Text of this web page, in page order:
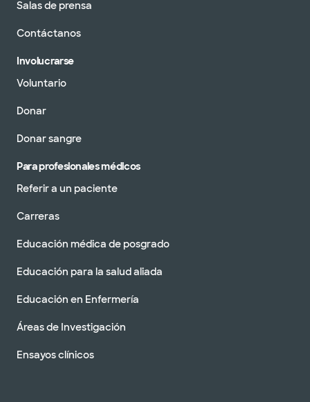
Salas de prensa
Contáctanos
Involucrarse
Voluntario
Donar
Donar sangre
Para profesionales médicos
Referir a un paciente
Carreras
Educación médica de posgrado
Educación para la salud aliada
Educación en Enfermería
Áreas de Investigación
Ensayos clínicos